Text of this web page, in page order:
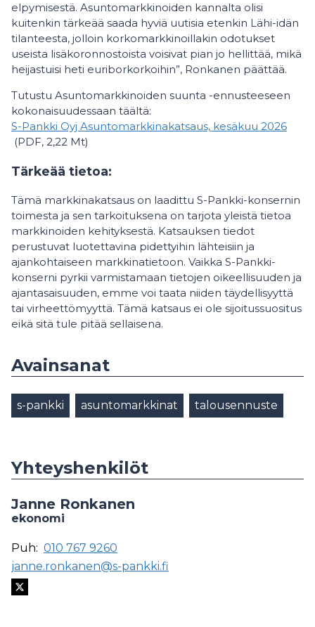
elpymisestä. Asuntomarkkinoiden kannalta olisi
kuitenkin tärkeää saada hyviä uutisia etenkin Lähi-idän
tilanteesta, jolloin korkomarkkinoillakin odotukset
useista lisäkoronnostoista voisivat pian jo hellittää, mikä
heijastuisi heti euriborkorkoihin”, Ronkanen päättää.
Tutustu Asuntomarkkinoiden suunta -ennusteeseen
kokonaisuudessaan täältä:
S-Pankki Oyj Asuntomarkkinakatsaus, kesäkuu 2026
(PDF, 2,22 Mt)
Tärkeää tietoa:
Tämä markkinakatsaus on laadittu S-Pankki-konsernin
toimesta ja sen tarkoituksena on tarjota yleistä tietoa
markkinoiden kehityksestä. Katsauksen tiedot
perustuvat luotettavina pidettyihin lähteisiin ja
ajankohtaiseen markkinatietoon. Vaikka S-Pankki-
konserni pyrkii varmistamaan tietojen oikeellisuuden ja
ajantasaisuuden, emme voi taata niiden täydellisyyttä
tai virheettömyyttä. Tämä katsaus ei ole sijoitussuositus
eikä sitä tule pitää sellaisena.
Avainsanat
s-pankki asuntomarkkinat talousennuste
Yhteyshenkilöt
Janne Ronkanen
ekonomi
Puh: 010 767 9260
janne.ronkanen@s-pankki.fi